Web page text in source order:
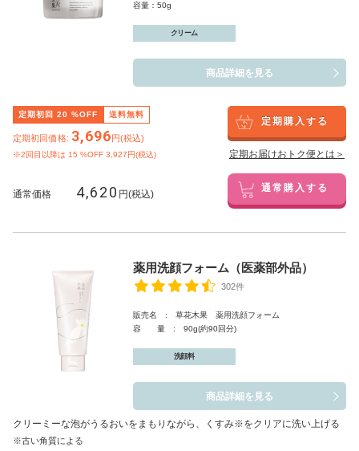
容量：50g
クリーム
商品詳細を見る
定期初回 20 %OFF 送料無料
定期初回価格: 3,696円(税込)
※2回目以降は 15 %OFF 3,927円(税込)
定期購入する
定期お届けおトク便とは＞
通常価格 4,620 円(税込) 通常購入する
薬用洗顔フォーム（医薬部外品）
302件
販売名 : 草花木果 薬用洗顔フォーム
容 量 : 90g(約90回分)
洗顔料
商品詳細を見る
クリーミーな泡がうるおいをまもりながら、くすみ※をクリアに洗い上げる
※古い角質による